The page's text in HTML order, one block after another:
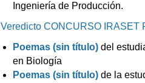
Ingeniería de Producción.
Veredicto CONCURSO IRASET
Poemas (sin título) del
en Biología
Poemas (sin título) de la